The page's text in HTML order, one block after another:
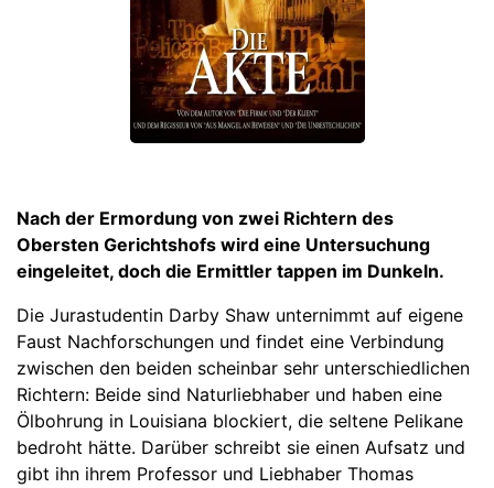
Nach der Ermordung von zwei Richtern des
Obersten Gerichtshofs wird eine Untersuchung
eingeleitet, doch die Ermittler tappen im Dunkeln.
Die Jurastudentin Darby Shaw unternimmt auf eigene
Faust Nachforschungen und findet eine Verbindung
zwischen den beiden scheinbar sehr unterschiedlichen
Richtern: Beide sind Naturliebhaber und haben eine
Ölbohrung in Louisiana blockiert, die seltene Pelikane
bedroht hätte. Darüber schreibt sie einen Aufsatz und
gibt ihn ihrem Professor und Liebhaber Thomas